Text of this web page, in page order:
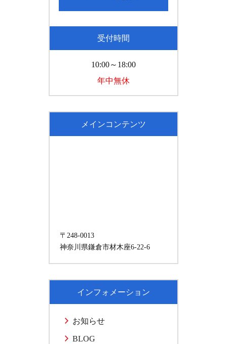
受付時間
10:00～18:00
年中無休
メインコンテンツ
〒248-0013
神奈川県鎌倉市材木座6-22-6
インフォメーション
お知らせ
BLOG